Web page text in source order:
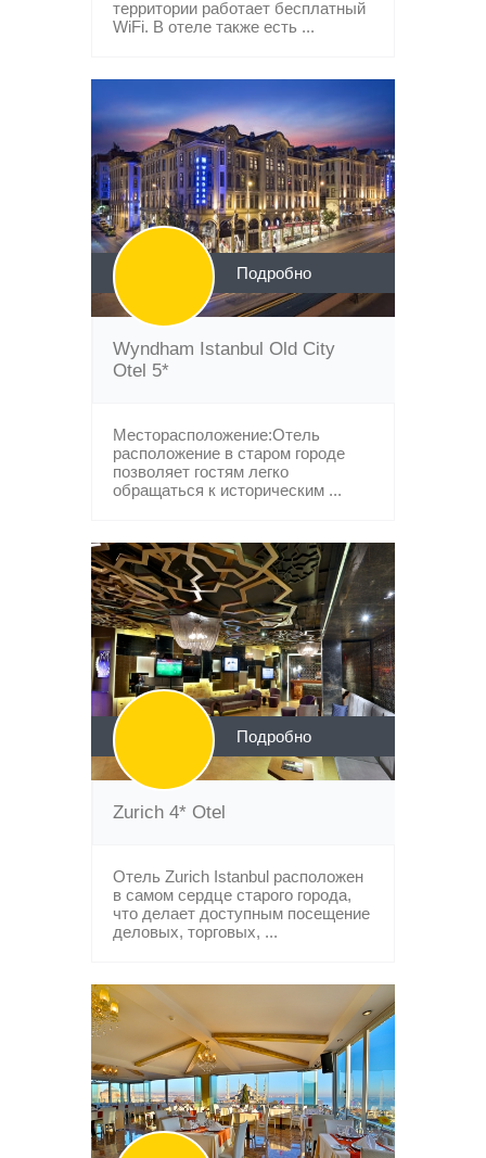
территории работает бесплатный
WiFi. В отеле также есть ...
Подробно
Wyndham Istanbul Old City
Otel 5*
Месторасположение:Отель
расположение в старом городе
позволяет гостям легко
обращаться к историческим ...
Подробно
Zurich 4* Otel
Отель Zurich Istanbul расположен
в самом сердце старого города,
что делает доступным посещение
деловых, торговых, ...